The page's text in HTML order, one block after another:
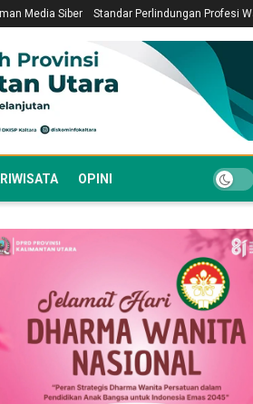
Media Siber Standar Perlindungan Profesi
OPINI